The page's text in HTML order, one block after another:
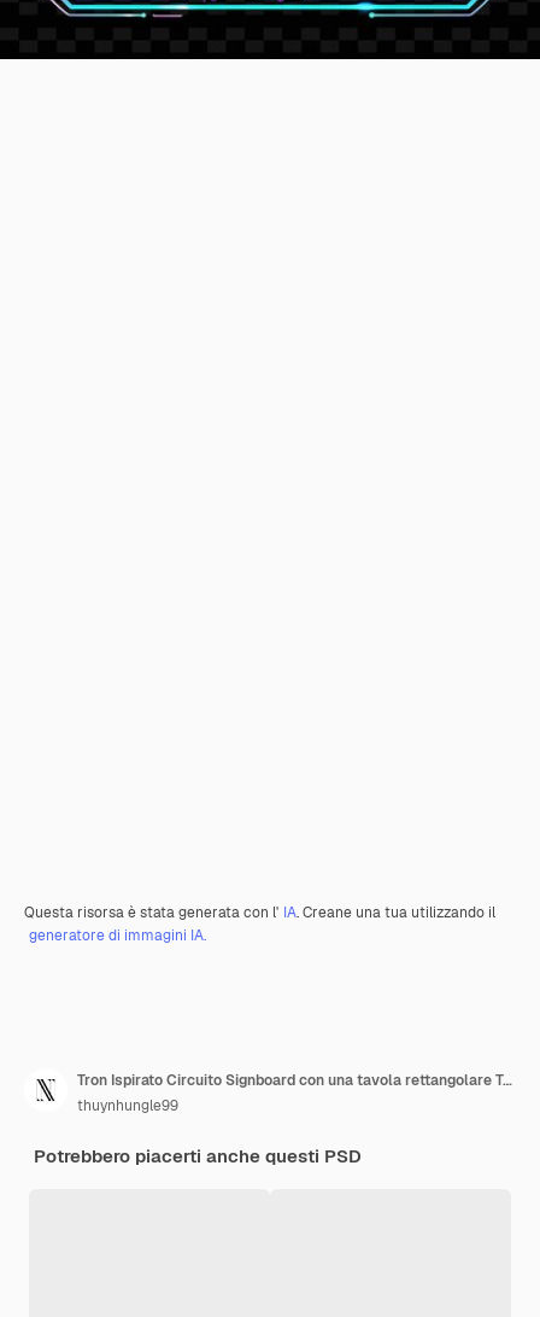
Questa risorsa è stata generata con l' IA. Creane una tua utilizzando il
generatore di immagini IA.
Tron Ispirato Circuito Signboard con una tavola rettangolare Tro Y2K Shape Creative Signboard Decor
thuynhungle99
Potrebbero piacerti anche questi PSD